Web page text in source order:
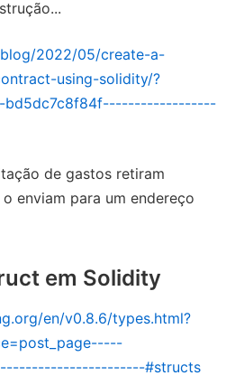
2022/05/create-a-
using-solidity/?
bd5dc7c8f84f------------------
de gastos retiram
enviam para um endereço
em Solidity
en/v0.8.6/types.html?
#structs